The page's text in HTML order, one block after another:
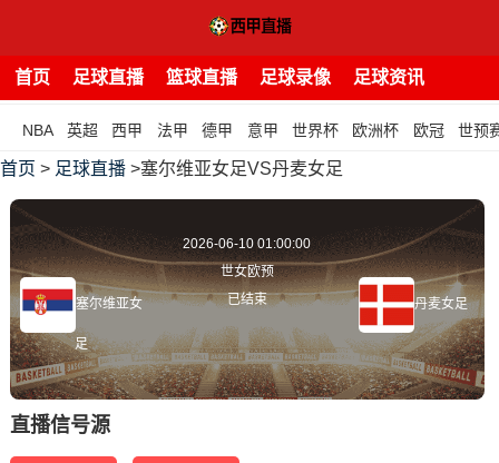
首页 足球直播 篮球直播 足球录像 足球资讯
NBA 英超 西甲 法甲 德甲 意甲 世界杯 欧洲杯 欧冠 世预
首页 > 足球直播 >塞尔维亚女足VS丹麦女足
塞尔维亚女
足
2026-06-10 01:00:00
世女欧预
已结束
丹麦女足
直播信号源